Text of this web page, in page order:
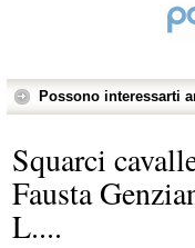
Possono interessarti
Squarci
Fausta
L....